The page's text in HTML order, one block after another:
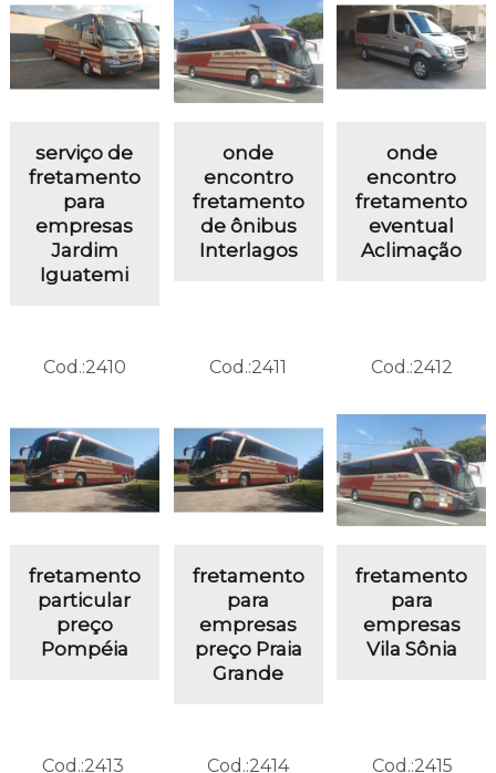
serviço de
fretamento
para
empresas
Jardim
Iguatemi
onde
encontro
fretamento
de ônibus
Interlagos
onde
encontro
fretamento
eventual
Aclimação
Cod.:2410
fretamento
particular
preço
Pompéia
Cod.:2411
fretamento
para
empresas
preço Praia
Grande
Cod.:2412
fretamento
para
empresas
Vila Sônia
Cod.:2413 Cod.:2414 Cod.:2415